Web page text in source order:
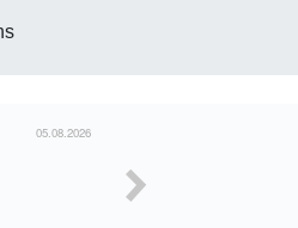
30.07.2026
En